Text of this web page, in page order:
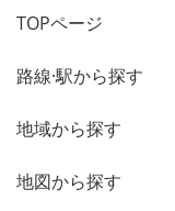
TOPページ
路線·駅から探す
地域から探す
地図から探す